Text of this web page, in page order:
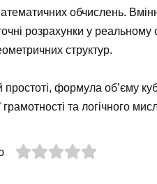
обчислень.
розрахунки у реальному
структур.
простоті, формула об’єму
та логічного